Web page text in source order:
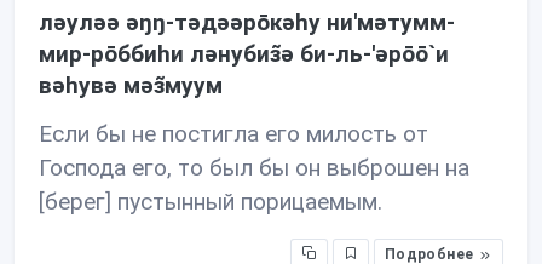
лəулəə əŋŋ-тəдəəрōкəhу ни'мəтумм-
мир-рōббиhи лəнубиз̃ə би-ль-'əрōō`и
вəhувə мəз̃муум
Если бы не постигла его милость от
Господа его, то был бы он выброшен на
[берег] пустынный порицаемым.
Подробнее